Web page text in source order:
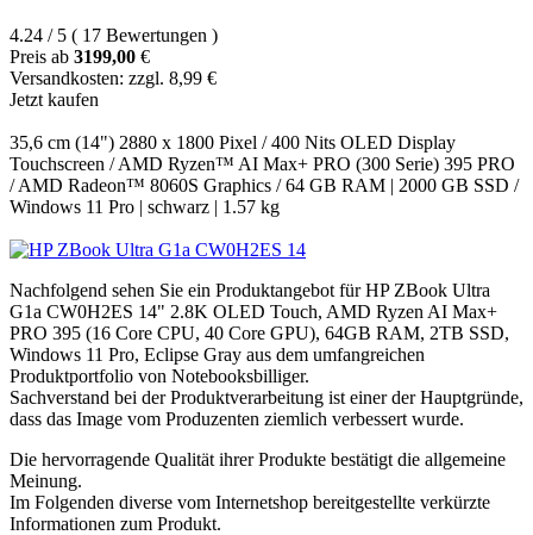
4.24 / 5 ( 17 Bewertungen )
Preis ab 3199,00 €
Versandkosten: zzgl. 8,99 €
Jetzt kaufen
35,6 cm (14") 2880 x 1800 Pixel / 400 Nits OLED Display
Touchscreen / AMD Ryzen™ AI Max+ PRO (300 Serie) 395 PRO
/ AMD Radeon™ 8060S Graphics / 64 GB RAM | 2000 GB SSD /
Windows 11 Pro | schwarz | 1.57 kg
Nachfolgend sehen Sie ein Produktangebot für HP ZBook Ultra
G1a CW0H2ES 14" 2.8K OLED Touch, AMD Ryzen AI Max+
PRO 395 (16 Core CPU, 40 Core GPU), 64GB RAM, 2TB SSD,
Windows 11 Pro, Eclipse Gray aus dem umfangreichen
Produktportfolio von Notebooksbilliger.
Sachverstand bei der Produktverarbeitung ist einer der Hauptgründe,
dass das Image vom Produzenten ziemlich verbessert wurde.
Die hervorragende Qualität ihrer Produkte bestätigt die allgemeine
Meinung.
Im Folgenden diverse vom Internetshop bereitgestellte verkürzte
Informationen zum Produkt.